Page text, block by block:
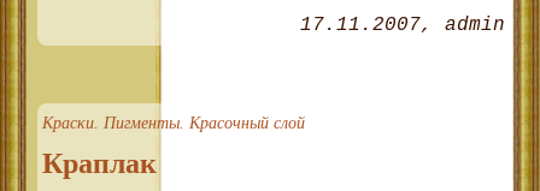
17.11.2007 admin
Краски. Пигменты. Красочный слой
Краплак